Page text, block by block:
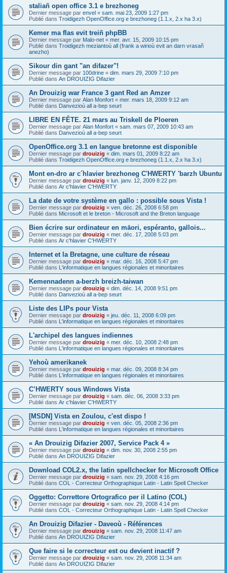
staliañ open office 3.1 e brezhoneg
Dernier message par envel « sam. mai 23, 2009 1:27 pm
Publié dans Troidigezh OpenOffice.org e brezhoneg (1.1.x, 2.x ha 3.x)
Kemer ma flas evit treiñ phpBB
Dernier message par Malo-net « mer. avr. 15, 2009 10:15 pm
Publié dans Troidigezh meziantoù all (frank a wirioù evit an darn vrasañ
anezho)
Sikour din gant "an difazer"!
Dernier message par 100drine « dim. mars 29, 2009 7:10 pm
Publié dans An DROUIZIG Difazier
An Drouizig war France 3 gant Red an Amzer
Dernier message par Alan Monfort « mer. mars 18, 2009 9:12 am
Publié dans Danvezioù all a-bep seurt
LIBRE EN FÊTE. 21 mars au Triskell de Ploeren
Dernier message par Alan Monfort « sam. mars 07, 2009 10:43 am
Publié dans Danvezioù all a-bep seurt
OpenOffice.org 3.1 en langue bretonne est disponible
Dernier message par drouizig « dim. mars 01, 2009 8:22 am
Publié dans Troidigezh OpenOffice.org e brezhoneg (1.1.x, 2.x ha 3.x)
Mont en-dro ar c´hlavier brezhoneg C'HWERTY 'barzh Ubuntu
Dernier message par drouizig « lun. janv. 12, 2009 8:22 pm
Publié dans Ar c'hlavier C'HWERTY
La date de votre système en gallo : possible sous Vista !
Dernier message par drouizig « ven. déc. 26, 2008 6:58 pm
Publié dans Microsoft et le breton - Microsoft and the Breton language
Bien écrire sur ordinateur en māori, espéranto, gallois...
Dernier message par drouizig « mer. déc. 17, 2008 5:03 pm
Publié dans Ar c'hlavier C'HWERTY
Internet et la Bretagne, une culture de réseau
Dernier message par drouizig « mar. déc. 16, 2008 5:47 pm
Publié dans L'informatique en langues régionales et minoritaires
Kemennadenn a-berzh breizh-taiwan
Dernier message par drouizig « dim. déc. 14, 2008 9:51 pm
Publié dans Danvezioù all a-bep seurt
Liste des LIPs pour Vista
Dernier message par drouizig « jeu. déc. 11, 2008 6:09 pm
Publié dans L'informatique en langues régionales et minoritaires
L'archipel des langues indiennes
Dernier message par drouizig « mer. déc. 10, 2008 2:48 pm
Publié dans L'informatique en langues régionales et minoritaires
Yehoù amerikanek
Dernier message par drouizig « mar. déc. 09, 2008 8:34 pm
Publié dans L'informatique en langues régionales et minoritaires
C’HWERTY sous Windows Vista
Dernier message par drouizig « sam. déc. 06, 2008 3:33 pm
Publié dans Ar c'hlavier C'HWERTY
[MSDN] Vista en Zoulou, c'est dispo !
Dernier message par drouizig « ven. déc. 05, 2008 2:36 pm
Publié dans L'informatique en langues régionales et minoritaires
« An Drouizig Difazier 2007, Service Pack 4 »
Dernier message par drouizig « dim. nov. 30, 2008 2:55 pm
Publié dans An DROUIZIG Difazier
Download COL2.x, the latin spellchecker for Microsoft Office
Dernier message par drouizig « sam. nov. 29, 2008 4:16 pm
Publié dans COL - Correcteur Orthographique Latin - Latin Spell Checker
Oggetto: Correttore Ortografico per il Latino (COL)
Dernier message par drouizig « sam. nov. 29, 2008 4:14 pm
Publié dans COL - Correcteur Orthographique Latin - Latin Spell Checker
An Drouizig Difazier - Daveoù - Références
Dernier message par drouizig « sam. nov. 29, 2008 11:47 am
Publié dans An DROUIZIG Difazier
Que faire si le correcteur est ou devient inactif ?
Dernier message par drouizig « sam. nov. 29, 2008 11:34 am
Publié dans An DROUIZIG Difazier